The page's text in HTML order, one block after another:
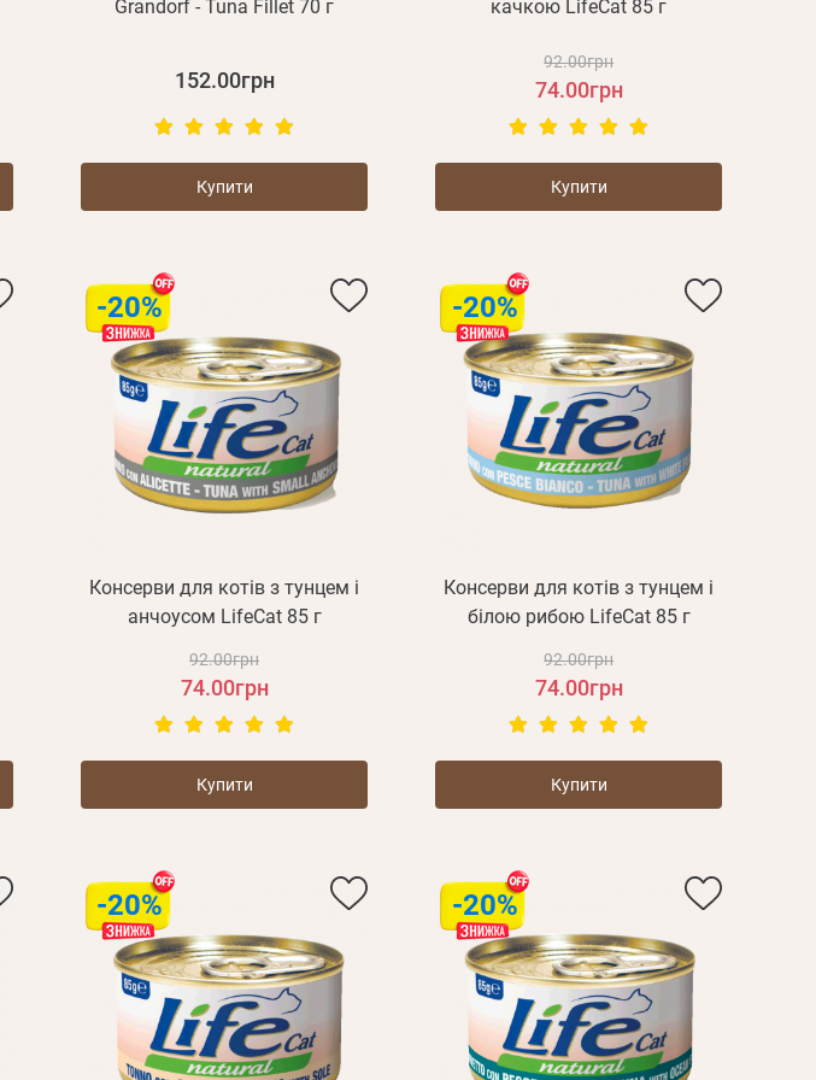
Grandorf - Tuna Fillet 70 г
152.00грн
Купити
качкою LifeCat 85 г
92.00грн
74.00грн
Купити
-20%
Консерви для котів з тунцем і
анчоусом LifeCat 85 г
92.00грн
74.00грн
Купити
-20%
Консерви для котів з тунцем і
білою рибою LifeCat 85 г
92.00грн
74.00грн
Купити
-20% -20%